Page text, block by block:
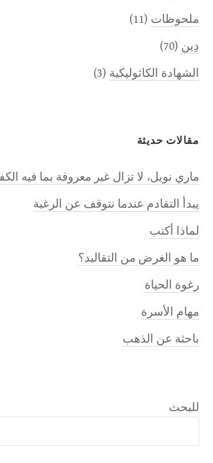
ملحوظات (11)
دِين (70)
الشهادة الكاثوليكية (3)
مقالات حديثة
ماري نويل، لا تزال غير معروفة بما فيه
يبدأ التقادم عندما نتوقف عن الرغبة
لماذا أكتب
ما هو الغرض من التقاليد؟
رغوة الحياة
مهام الأسرة
باحثة عن الذهب
للبحث